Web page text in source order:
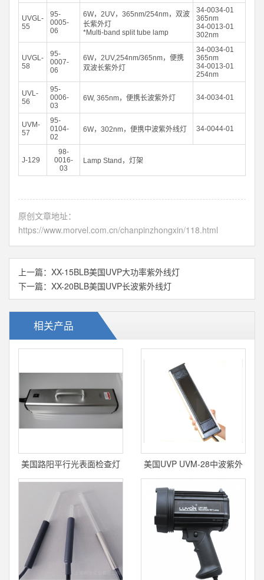
UVGL-
55
95-
0005-
06
6W，2UV，365nm/254nm，双波
长紫外灯
*Multi-band split tube lamp
34-0034-01
365nm
34-0013-01
302nm
UVGL-
58
95-
0007-
06
6W，2UV,254nm/365nm，便携
双波长紫外灯
34-0034-01
365nm
34-0013-01
254nm
UVL-
56
95-
0006-
03
6W, 365nm，便携长波紫外灯 34-0034-01
UVM-
57
95-
0104-
02
6W，302nm，便携中波紫外线灯 34-0044-01
J-129
98-
0016-
03
Lamp Stand，灯架
原创文章地址：
https://www.morvel.com.cn/chanpinzhongxin/118.html
上一篇： XX-15BLB美国UVP大功率紫外线灯
下一篇： XX-20BLB美国UVP长波紫外线灯
相关产品
美国路阳平行光表面检查灯
LUYOR-3320
美国UVP UVM-28中波紫外
线灯